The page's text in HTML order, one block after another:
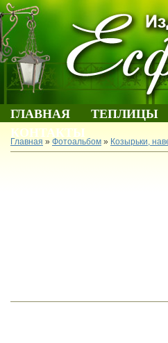
ГЛАВНАЯ ТЕПЛИЦЫ
КОНТАКТЫ
Главная » Фотоальбом » Козырьки,